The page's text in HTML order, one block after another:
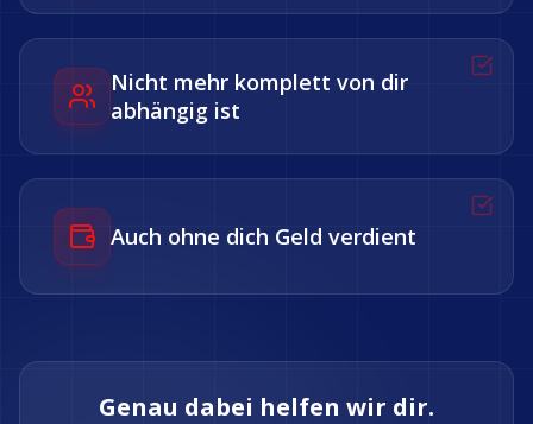
Nicht mehr komplett von dir
abhängig ist
Auch ohne dich Geld verdient
Genau dabei helfen wir dir.